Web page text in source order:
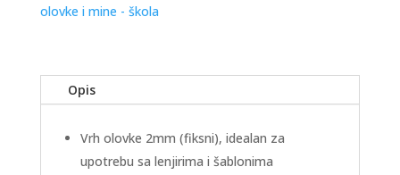
olovke i mine - škola
Opis
Vrh olovke 2mm (fiksni), idealan za
upotrebu sa lenjirima i šablonima